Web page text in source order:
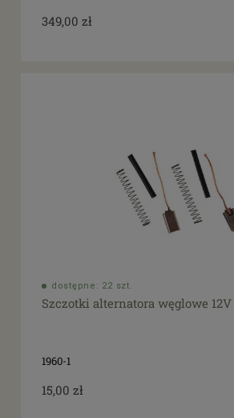
349,00 zł
dostępne: 22 szt.
Szczotki alternatora węglowe 12V
1960-1
15,00 zł